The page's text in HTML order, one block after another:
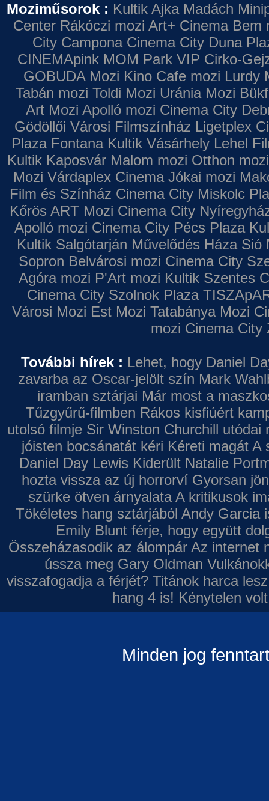
Moziműsorok : Kultik Ajka Madách
Center Rákóczi mozi Art+ Cinema Bem
City Campona Cinema City Duna
CINEMApink MOM Park VIP Cirko-
GOBUDA Mozi Kino Cafe mozi Lurdy
Tabán mozi Toldi Mozi Uránia Mozi
Art Mozi Apolló mozi Cinema City
Gödöllői Városi Filmszínház Ligetplex
Plaza Fontana Kultik Vásárhely Lehel
Kultik Kaposvár Malom mozi Otthon mozi
Mozi Várdaplex Cinema Jókai mozi
Film és Színház Cinema City Miskolc
Kőrös ART Mozi Cinema City
Apolló mozi Cinema City Pécs Plaza
Kultik Salgótarján Művelődés Háza Sió
Sopron Belvárosi mozi Cinema City
Agóra mozi P'Art mozi Kultik Szentes
Cinema City Szolnok Plaza
Városi Mozi Est Mozi Tatabánya Mozi
mozi Cinema City
További hírek : Lehet, hogy Daniel
zavarba az Oscar-jelölt szín Mark
iramban sztárjai Már most a
Tűzgyűrű-filmben Rákos kisfiúért
utolsó filmje Sir Winston Churchill utódai
jóisten bocsánatát kéri Kéreti magát A
Daniel Day Lewis Kiderült Natalie
hozta vissza az új horrorví Gyorsan
szürke ötven árnyalata A kritikusok
Tökéletes hang sztárjából Andy Garcia
Emily Blunt férje, hogy együtt
Összeházasodik az álompár Az internet
ússza meg Gary Oldman
visszafogadja a férjét? Titánok harca
hang 4 is! Kénytelen
Minden jog